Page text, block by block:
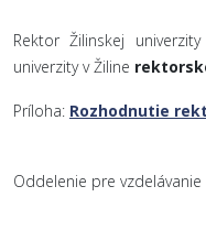
Rektor Žilinskej
univerzity v Žiline
Príloha: Rozhodnutie
Oddelenie pre vzdelávanie